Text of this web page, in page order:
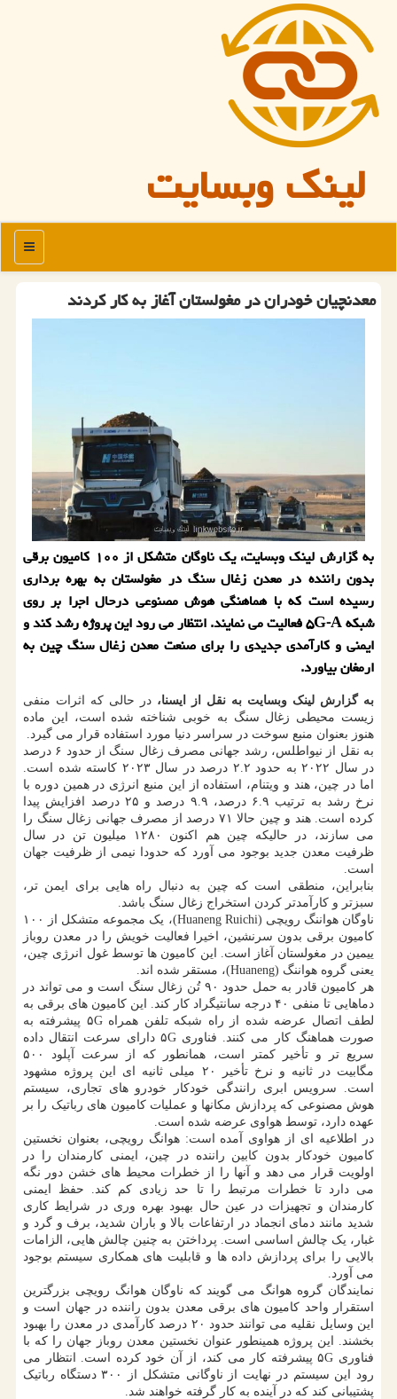
لینک وبسایت
منو
معدنچیان خودران در مغولستان آغاز به کار کردند
به گزارش لینک وبسایت، یک ناوگان متشکل از ۱۰۰ کامیون برقی
بدون راننده در معدن زغال سنگ در مغولستان به بهره برداری
رسیده است که با هماهنگی هوش مصنوعی درحال اجرا بر روی
شبکه ۵G-A فعالیت می نمایند. انتظار می رود این پروژه رشد کند و
ایمنی و کارآمدی جدیدی را برای صنعت معدن زغال سنگ چین به
ارمغان بیاورد.
به گزارش لینک وبسایت به نقل از ایسنا، در حالی که اثرات منفی
زیست محیطی زغال سنگ به خوبی شناخته شده است، این ماده
هنوز بعنوان منبع سوخت در سراسر دنیا مورد استفاده قرار می گیرد.
به نقل از نیواطلس، رشد جهانی مصرف زغال سنگ از حدود ۶ درصد
در سال ۲۰۲۲ به حدود ۲.۲ درصد در سال ۲۰۲۳ کاسته شده است.
اما در چین، هند و ویتنام، استفاده از این منبع انرژی در همین دوره با
نرخ رشد به ترتیب ۶.۹ درصد، ۹.۹ درصد و ۲۵ درصد افزایش پیدا
کرده است. هند و چین حالا ۷۱ درصد از مصرف جهانی زغال سنگ را
می سازند، در حالیکه چین هم اکنون ۱۲۸۰ میلیون تن در سال
ظرفیت معدن جدید بوجود می آورد که حدودا نیمی از ظرفیت جهان
است.
بنابراین، منطقی است که چین به دنبال راه هایی برای ایمن تر،
سبزتر و کارآمدتر کردن استخراج زغال سنگ باشد.
ناوگان هواننگ رویچی (Huaneng Ruichi)، یک مجموعه متشکل از ۱۰۰
کامیون برقی بدون سرنشین، اخیرا فعالیت خویش را در معدن روباز
ییمین در مغولستان آغاز است. این کامیون ها توسط غول انرژی چین،
یعنی گروه هواننگ (Huaneng)، مستقر شده اند.
هر کامیون قادر به حمل حدود ۹۰ تُن زغال سنگ است و می تواند در
دماهایی تا منفی ۴۰ درجه سانتیگراد کار کند. این کامیون های برقی به
لطف اتصال عرضه شده از راه شبکه تلفن همراه ۵G پیشرفته به
صورت هماهنگ کار می کنند. فناوری ۵G دارای سرعت انتقال داده
سریع تر و تأخیر کمتر است، همانطور که از سرعت آپلود ۵۰۰
مگابیت در ثانیه و نرخ تأخیر ۲۰ میلی ثانیه ای این پروژه مشهود
است. سرویس ابری رانندگی خودکار خودرو های تجاری، سیستم
هوش مصنوعی که پردازش مکانها و عملیات کامیون های رباتیک را بر
عهده دارد، توسط هواوی عرضه شده است.
در اطلاعیه ای از هواوی آمده است: هوانگ رویچی، بعنوان نخستین
کامیون خودکار بدون کابین راننده در چین، ایمنی کارمندان را در
اولویت قرار می دهد و آنها را از خطرات محیط های خشن دور نگه
می دارد تا خطرات مرتبط را تا حد زیادی کم کند. حفظ ایمنی
کارمندان و تجهیزات در عین حال بهبود بهره وری در شرایط کاری
شدید مانند دمای انجماد در ارتفاعات بالا و باران شدید، برف و گرد و
غبار، یک چالش اساسی است. پرداختن به چنین چالش هایی، الزامات
بالایی را برای پردازش داده ها و قابلیت های همکاری سیستم بوجود
می آورد.
نمایندگان گروه هوانگ می گویند که ناوگان هوانگ رویچی بزرگترین
استقرار واحد کامیون های برقی معدن بدون راننده در جهان است و
این وسایل نقلیه می توانند حدود ۲۰ درصد کارآمدی در معدن را بهبود
بخشند. این پروژه همینطور عنوان نخستین معدن روباز جهان را که با
فناوری ۵G پیشرفته کار می کند، از آن خود کرده است. انتظار می
رود این سیستم در نهایت از ناوگانی متشکل از ۳۰۰ دستگاه رباتیک
پشتیبانی کند که در آینده به کار گرفته خواهند شد.